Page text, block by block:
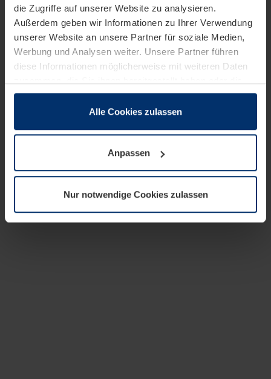
die Zugriffe auf unserer Website zu analysieren.
Außerdem geben wir Informationen zu Ihrer Verwendung
unserer Website an unsere Partner für soziale Medien,
Werbung und Analysen weiter. Unsere Partner führen
diese Informationen möglicherweise mit weiteren Daten
sie im Rahmen Ihrer Nutzung der Dienste gesammelt
wenn diese für den Betrieb dieser Seite unbedingt
notwendig sind. Für alle anderen Cookie-Typen benötigen
wir Ihre Erlaubnis. Ihre Einwilligung können Sie jederzeit
Datenschutzerklärungunserer Website ändern oder
widerrufen.
Alle Cookies zulassen
Anpassen
Nur notwendige Cookies zulassen